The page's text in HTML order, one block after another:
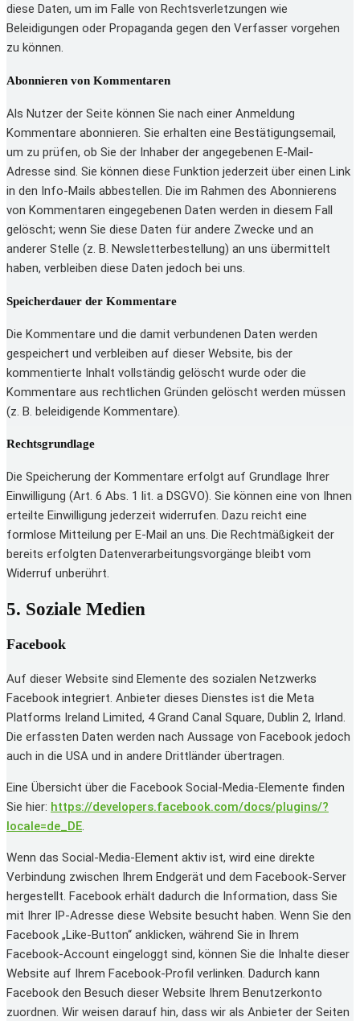
diese Daten, um im Falle von Rechtsverletzungen wie
Beleidigungen oder Propaganda gegen den Verfasser vorgehen
zu können.
Abonnieren von Kommentaren
Als Nutzer der Seite können Sie nach einer Anmeldung
Kommentare abonnieren. Sie erhalten eine Bestätigungsemail,
um zu prüfen, ob Sie der Inhaber der angegebenen E-Mail-
Adresse sind. Sie können diese Funktion jederzeit über einen Link
in den Info-Mails abbestellen. Die im Rahmen des Abonnierens
von Kommentaren eingegebenen Daten werden in diesem Fall
gelöscht; wenn Sie diese Daten für andere Zwecke und an
anderer Stelle (z. B. Newsletterbestellung) an uns übermittelt
haben, verbleiben diese Daten jedoch bei uns.
Speicherdauer der Kommentare
Die Kommentare und die damit verbundenen Daten werden
gespeichert und verbleiben auf dieser Website, bis der
kommentierte Inhalt vollständig gelöscht wurde oder die
Kommentare aus rechtlichen Gründen gelöscht werden müssen
(z. B. beleidigende Kommentare).
Rechtsgrundlage
Die Speicherung der Kommentare erfolgt auf Grundlage Ihrer
Einwilligung (Art. 6 Abs. 1 lit. a DSGVO). Sie können eine von Ihnen
erteilte Einwilligung jederzeit widerrufen. Dazu reicht eine
formlose Mitteilung per E-Mail an uns. Die Rechtmäßigkeit der
bereits erfolgten Datenverarbeitungsvorgänge bleibt vom
Widerruf unberührt.
5. Soziale Medien
Facebook
Auf dieser Website sind Elemente des sozialen Netzwerks
Facebook integriert. Anbieter dieses Dienstes ist die Meta
Platforms Ireland Limited, 4 Grand Canal Square, Dublin 2, Irland.
Die erfassten Daten werden nach Aussage von Facebook jedoch
auch in die USA und in andere Drittländer übertragen.
Eine Übersicht über die Facebook Social-Media-Elemente finden
Sie hier: https://developers.facebook.com/docs/plugins/?
locale=de_DE.
Wenn das Social-Media-Element aktiv ist, wird eine direkte
Verbindung zwischen Ihrem Endgerät und dem Facebook-Server
hergestellt. Facebook erhält dadurch die Information, dass Sie
mit Ihrer IP-Adresse diese Website besucht haben. Wenn Sie den
Facebook „Like-Button“ anklicken, während Sie in Ihrem
Facebook-Account eingeloggt sind, können Sie die Inhalte dieser
Website auf Ihrem Facebook-Profil verlinken. Dadurch kann
Facebook den Besuch dieser Website Ihrem Benutzerkonto
zuordnen. Wir weisen darauf hin, dass wir als Anbieter der Seiten